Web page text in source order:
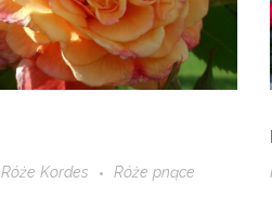
Róże Kordes Róże pnące